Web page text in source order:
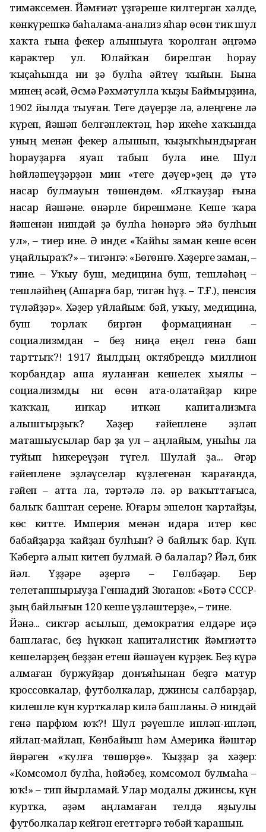
тимәксемен. Йәмғиәт үҙгәреше килтергән хәлде,
көнкүрешкә баһалама-анализ яһар өсөн тик шул
хаҡта ғына фекер алышыуға ҡоролған әңгәмә
кәрәктер ул. Юлайҡан бирелгән һорау
ҡыҫаһында ни ҙә булһа әйтеү ҡыйын. Бына
минең әсәй, Әсмә Рәхмәтулла ҡыҙы Баймырҙина,
1902 йылда тыуған. Теге дәүерҙе лә, әлеңгене лә
күреп, йәшәп белгәнлектән, һәр икеһе хаҡында
уның менән фекер алышып, ҡыҙыҡһындырған
һорауҙарға яуап табып була ине. Шул
һөйләшеүҙәрҙән мин «теге дәүер»ҙең дә үтә
насар булмауын төшөндөм. «Ялҡауҙар ғына
насар йәшәне. Һөнәрле бирешмәне. Кеше ҡара
йәшенән ниндәй ҙә булһа һөнәргә эйә булһын
ул», – тиер ине. Ә инде: «Ҡайһы заман кеше өсөн
уңайлыраҡ?» – тигәнгә: «Бөгөнгө. Хәҙерге заман, –
тине. – Уҡыу буш, медицина буш, тешләһәң –
тешләйһең (Ашарға бар, тигән һүҙ. – Т.Ғ.), пенсия
түләйҙәр». Хәҙер уйлайым: бәй, уҡыу, медицина,
буш торлаҡ биргән формациянан –
социализмдан – беҙ ниңә еңел генә баш
тарттыҡ?! 1917 йылдың октябрендә миллион
ҡорбандар аша яуланған кешелек хыялы –
социализмды ни өсөн ата-олатайҙар кире
ҡаҡҡан, инҡар иткән капитализмға
алыштырҙыҡ? Хәҙер ғәйеплене эҙләп
маташыусылар бар ҙа ул – аңлайым, уныһы ла
туйып һикереүҙән түгел. Шулай ҙа... Әгәр
ғәйеплене эҙләүселәр күҙлегенән ҡарағанда,
ғәйеп – атта ла, тәртәлә лә. Һәр ваҡыттағыса,
балыҡ баштан серене. Юғары эшелон ҡартайҙы,
көс китте. Империя менән идара итер көс
бабайҙарҙа ҡайҙан булһын? Ә байлыҡ бар. Күп.
Ҡәбергә алып китеп булмай. Ә балалар? Йәл, бик
йәл. Үҙҙәре әҙергә – Гөлбәҙәр. Бер
телетапшырыуҙа Геннадий Зюганов: «Бөтә СССР-
ҙың байлығын 120 кеше үҙләштерҙе», – тине.
Йәнә... сиктәр асылып, демократия елдәре иҫә
башлағас, беҙ һүккән капиталистик йәмғиәттә
кешеләрҙең беҙҙән етеш йәшәүен күрҙек. Беҙ күрә
алмаған буржуйҙар донъяһынан беҙгә матур
кроссовкалар, футболкалар, джинсы салбарҙар,
килешле күн курткалар килә башланы. Ә ниндәй
генә парфюм юҡ?! Шул рәүешле ипләп-ипләп,
яйлап-майлап, Көнбайыш һәм Америка йәштәр
йөрәген «ҡулға төшөрҙө». Ҡыҙҙар ҙа хәҙер:
«Комсомол булһа, һөйәбеҙ, комсомол булмаһа –
юҡ!» – тип йырламай. Улар модалы джинсы, күн
куртка, әҙәм аңламаған телдә яҙыулы
футболкалар кейгән егеттәргә төбәй ҡарашын.